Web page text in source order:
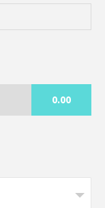
0.00